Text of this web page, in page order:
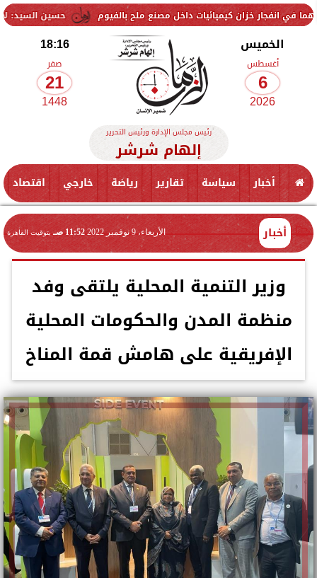
حسين السيد: لا يمكن ليّ ذراع الزمالك داخل مصنع ملح بالفيوم
الخميس
أغسطس
6
2026
18:16
صفر
21
1448
رئيس مجلس الإدارة ورئيس التحرير
إلهام شرشر
أخبار سياسة تقارير رياضة خارجي اقتصاد
أخبار الأربعاء، 9 نوفمبر 2022 11:52 صـ بتوقيت القاهرة
وزير التنمية المحلية يلتقى وفد
منظمة المدن والحكومات المحلية
الإفريقية على هامش قمة المناخ